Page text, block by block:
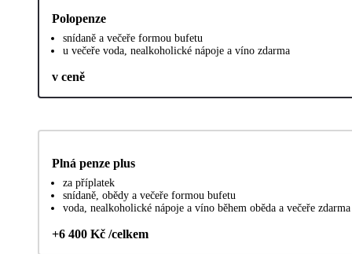
Polopenze
snídaně a večeře formou bufetu
u večeře voda, nealkoholické nápoje a víno zdarma
v ceně
Plná penze plus
za příplatek
snídaně, obědy a večeře formou bufetu
voda, nealkoholické nápoje a víno během oběda a večeře zdarma
+6 400 Kč /celkem